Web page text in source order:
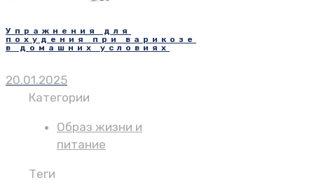
Упражнения для
похудения при варикозе
в домашних условиях
20.01.2025
Категории
Образ жизни и
питание
Теги